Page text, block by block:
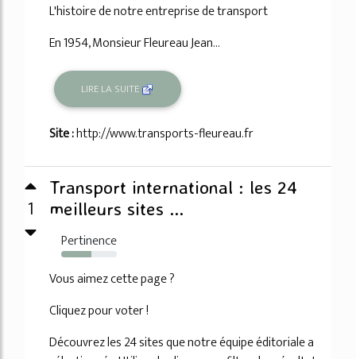
L'histoire de notre entreprise de transport
En 1954, Monsieur Fleureau Jean...
LIRE LA SUITE
Site :http://www.transports-fleureau.fr
1
Transport international : les 24
meilleurs sites ...
Pertinence
54%
Vous aimez cette page ?
Cliquez pour voter !
Découvrez les 24 sites que notre équipe éditoriale a